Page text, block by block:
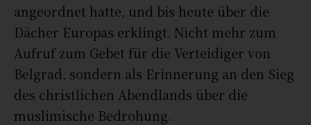
angeordnet hatte, und bis heute über die
Dächer Europas erklingt. Nicht mehr zum
Aufruf zum Gebet für die Verteidiger von
Belgrad, sondern als Erinnerung an den Sieg
des christlichen Abendlands über die
muslimische Bedrohung.